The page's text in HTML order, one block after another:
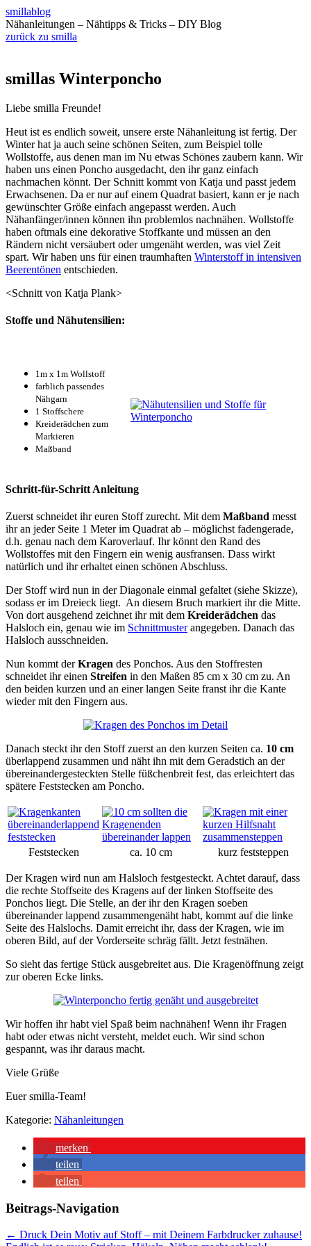
smillablog
Nähanleitungen – Nähtipps & Tricks – DIY Blog
zurück zu smilla
smillas Winterponcho
Liebe smilla Freunde!
Heut ist es endlich soweit, unsere erste Nähanleitung ist fertig. Der
Winter hat ja auch seine schönen Seiten, zum Beispiel tolle
Wollstoffe, aus denen man im Nu etwas Schönes zaubern kann. Wir
haben uns einen Poncho ausgedacht, den ihr ganz einfach
nachmachen könnt. Der Schnitt kommt von Katja und passt jedem
Erwachsenen. Da er nur auf einem Quadrat basiert, kann er je nach
gewünschter Größe einfach angepasst werden. Auch
Nähanfänger/innen können ihn problemlos nachnähen. Wollstoffe
haben oftmals eine dekorative Stoffkante und müssen an den
Rändern nicht versäubert oder umgenäht werden, was viel Zeit
spart. Wir haben uns für einen traumhaften Winterstoff in intensiven
Beerentönen entschieden.
<Schnitt von Katja Plank>
Stoffe und Nähutensilien:
1m x 1m Wollstoff
farblich passendes
Nähgarn
1 Stoffschere
Kreiderädchen zum
Markieren
Maßband
Schritt-für-Schritt Anleitung
Zuerst schneidet ihr euren Stoff zurecht. Mit dem Maßband messt
ihr an jeder Seite 1 Meter im Quadrat ab – möglichst fadengerade,
d.h. genau nach dem Karoverlauf. Ihr könnt den Rand des
Wollstoffes mit den Fingern ein wenig ausfransen. Dass wirkt
natürlich und ihr erhaltet einen schönen Abschluss.
Der Stoff wird nun in der Diagonale einmal gefaltet (siehe Skizze),
sodass er im Dreieck liegt. An diesem Bruch markiert ihr die Mitte.
Von dort ausgehend zeichnet ihr mit dem Kreiderädchen das
Halsloch ein, genau wie im Schnittmusterangegeben. Danach das
Halsloch ausschneiden.
Nun kommt derKragen des Ponchos. Aus den Stoffresten
schneidet ihr einen Streifen in den Maßen 85 cm x 30 cm zu. An
den beiden kurzen und an einer langen Seite franst ihr die Kante
wieder mit den Fingern aus.
Danach steckt ihr den Stoff zuerst an den kurzen Seiten ca. 10 cm
überlappend zusammen und näht ihn mit dem Geradstich an der
übereinandergesteckten Stelle füßchenbreit fest, das erleichtert das
spätere Feststecken am Poncho.
Feststecken ca. 10 cm kurz feststeppen
Der Kragen wird nun am Halsloch festgesteckt. Achtet darauf, dass
die rechte Stoffseite des Kragens auf der linken Stoffseite des
Ponchos liegt. Die Stelle, an der ihr den Kragen soeben
übereinander lappend zusammengenäht habt, kommt auf die linke
Seite des Halslochs. Damit erreicht ihr, dass der Kragen, wie im
oberen Bild, auf der Vorderseite schräg fällt. Jetzt festnähen.
So sieht das fertige Stück ausgebreitet aus. Die Kragenöffnung zeigt
zur oberen Ecke links.
Wir hoffen ihr habt viel Spaß beim nachnähen! Wenn ihr Fragen
habt oder etwas nicht versteht, meldet euch. Wir sind schon
gespannt, was ihr daraus macht.
Viele Grüße
Euer smilla-Team!
Kategorie: Nähanleitungen
merken
teilen
teilen
Beitrags-Navigation
← Druck Dein Motiv auf Stoff – mit Deinem Farbdrucker zuhause!